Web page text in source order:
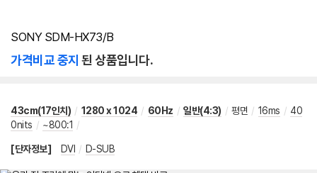
SONY SDM-HX73/B
가격비교 중지 된 상품입니다.
43cm(17인치) / 1280 x 1024 / 60Hz / 일반(4:3) / 평면 / 16ms / 40
0nits / ~800:1 /
[단자정보] DVI / D-SUB